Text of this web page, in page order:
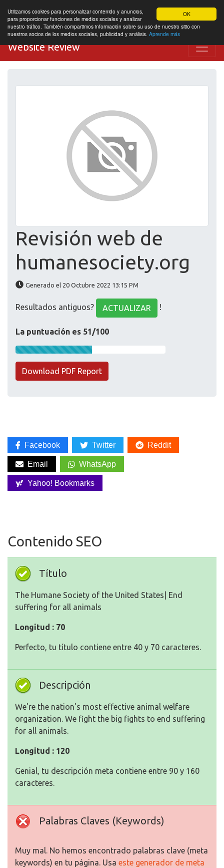
OK
Utilizamos cookies para personalizar contenido y anuncios,
para proporcionar funciones de medios sociales y analizar
nuestro tráfico. También compartimos información sobre su uso de nuestro sitio con
nuestros socios de los medios sociales, publicidad y análisis. Aprende más
Website Review
Revisión web de
humanesociety.org
Generado el 20 Octubre 2022 13:15 PM
Resultados antiguos? ACTUALIZAR !
La puntuación es 51/100
Download PDF Report
Facebook Twitter Reddit
Email WhatsApp
Yahoo! Bookmarks
Contenido SEO
Título
The Humane Society of the United States| End
suffering for all animals
Longitud : 70
Perfecto, tu título contiene entre 40 y 70 caracteres.
Descripción
We're the nation's most effective animal welfare
organization. We fight the big fights to end suffering
for all animals.
Longitud : 120
Genial, tu descripción meta contiene entre 90 y 160
caracteres.
Palabras Claves (Keywords)
Muy mal. No hemos encontrado palabras clave (meta
keywords) en tu página. Usa este generador de meta